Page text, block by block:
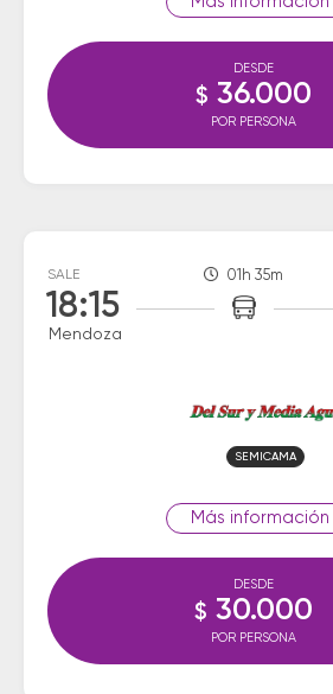
DESDE
$ 36.000
POR PERSONA
SALE
18:15
Mendoza
01h 35m
SEMICAMA
información
DESDE
$ 30.000
POR PERSONA